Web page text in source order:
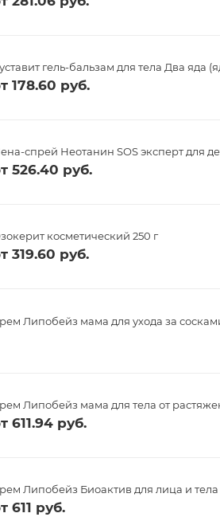
гель-бальзам для тела Два яда
178.60 руб.
спрей Неотанин SOS эксперт для
526.40 руб.
косметический 250 г
319.60 руб.
Липобейз мама для ухода за
Липобейз мама для тела от
611.94 руб.
Липобейз Биоактив для лица и
611 руб.